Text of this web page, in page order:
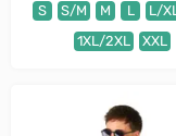
S S/M M L L/XL
1XL/2XL
XXL